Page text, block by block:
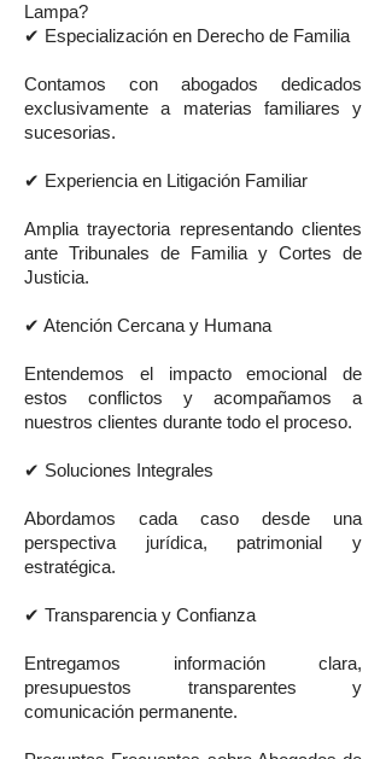
Lampa?
✔ Especialización en Derecho de Familia
Contamos con abogados dedicados
exclusivamente a materias familiares y
sucesorias.
✔ Experiencia en Litigación Familiar
Amplia trayectoria representando clientes
ante Tribunales de Familia y Cortes de
Justicia.
✔ Atención Cercana y Humana
Entendemos el impacto emocional de
estos conflictos y acompañamos a
nuestros clientes durante todo el proceso.
✔ Soluciones Integrales
Abordamos cada caso desde una
perspectiva jurídica, patrimonial y
estratégica.
✔ Transparencia y Confianza
Entregamos información clara,
presupuestos transparentes y
comunicación permanente.